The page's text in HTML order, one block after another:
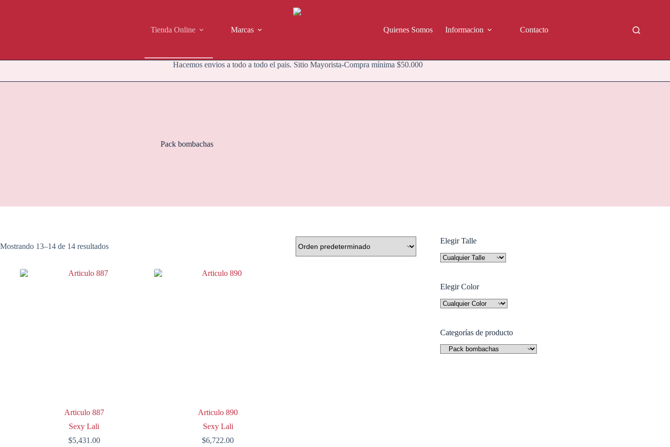
Tienda Online
Marcas Quienes Somos Informacion Contacto
Hacemos envios a todo a todo el pais. Sitio Mayorista-Compra mínima $50.000
Pack bombachas
Mostrando 13–14 de 14 resultados
Articulo 887
Sexy Lali
$5,431.00
Articulo 890
Sexy Lali
$6,722.00
Elegir Talle
Elegir Color
Categorías de producto